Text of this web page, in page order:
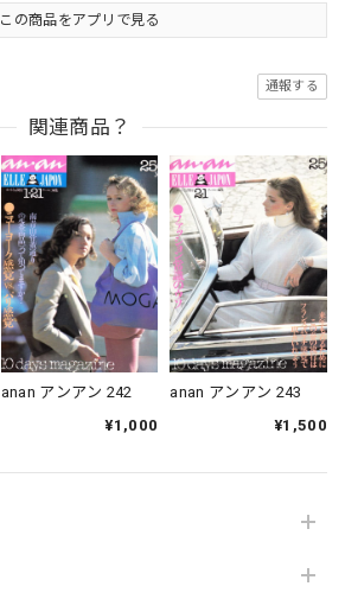
この商品をアプリで見る
通報する
関連商品？
anan アンアン 242
¥1,000
anan アンアン 243
¥1,500